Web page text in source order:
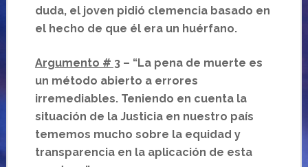
duda, el joven pidió clemencia basado en
el hecho de que él era un huérfano.
Argumento # 3 – “La pena de muerte es
un método abierto a errores
irremediables. Teniendo en cuenta la
situación de la Justicia en nuestro país
tememos mucho sobre la equidad y
transparencia en la aplicación de esta